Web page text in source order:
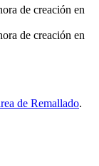
de creación en
de creación en
de Remallado.